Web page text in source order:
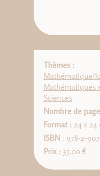
Thèmes :
Mathématique/
Mathématiques
Sciences
Nombre de
Format : 24 x 24
ISBN : 978-2-
Prix: 35,00 €